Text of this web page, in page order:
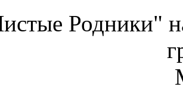
Родники"